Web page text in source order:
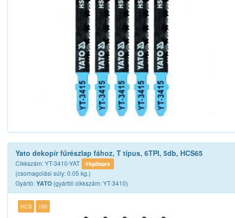
Yato dekopír fűrészlap fához, T típus, 6TPI, 5db, HCS65
Cikkszám: YT-3410-YAT Vágólapra
(csomagolási súly: 0.05 kg.)
Gyártó:YATO (gyártói cikkszám: YT-3410)
HCS 100